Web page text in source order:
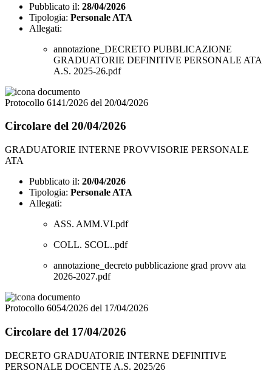
Pubblicato il: 28/04/2026
Tipologia: Personale ATA
Allegati:
annotazione_DECRETO PUBBLICAZIONE
GRADUATORIE DEFINITIVE PERSONALE ATA
A.S. 2025-26.pdf
Protocollo 6141/2026 del 20/04/2026
Circolare del 20/04/2026
GRADUATORIE INTERNE PROVVISORIE PERSONALE
ATA
Pubblicato il: 20/04/2026
Tipologia: Personale ATA
Allegati:
ASS. AMM.VI.pdf
COLL. SCOL..pdf
annotazione_decreto pubblicazione grad provv ata
2026-2027.pdf
Protocollo 6054/2026 del 17/04/2026
Circolare del 17/04/2026
DECRETO GRADUATORIE INTERNE DEFINITIVE
PERSONALE DOCENTE A.S. 2025/26